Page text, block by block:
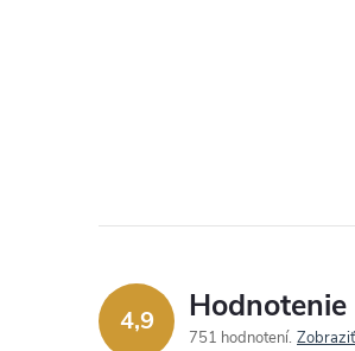
4,9
751 hodnotení